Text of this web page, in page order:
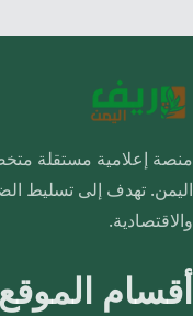
منصة إعلامية مستقلة
اليمن. تهدف إلى تسليط
والاقتصادية.
أقسام الموقع